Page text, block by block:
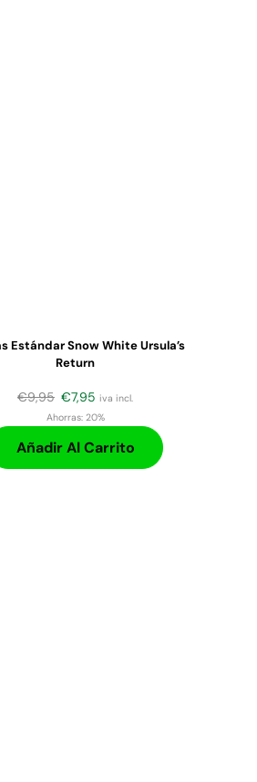
Estándar Snow White Ursula’s
Return
€9,95 €7,95 iva incl.
Ahorras:20%
Añadir Al Carrito